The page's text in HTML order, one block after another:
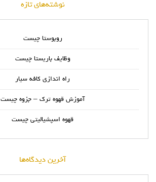
نوشته‌های تازه
روبوستا چیست
وظایف باریستا چیست
راه اندازی کافه سیار
آموزش قهوه ترک – جزوه چیست
قهوه اسپشیالیتی چیست
آخرین دیدگاه‌ها